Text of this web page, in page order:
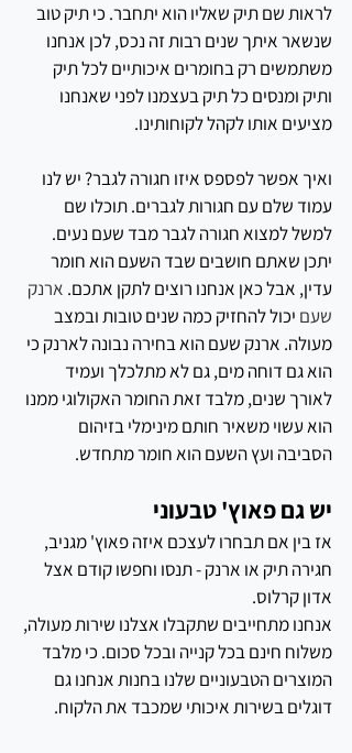
לראות שם תיק שאליו הוא יתחבר. כי תיק טוב
שנשאר איתך שנים רבות זה נכס, לכן אנחנו
משתמשים רק בחומרים איכותיים לכל תיק
ותיק ומנסים כל תיק בעצמנו לפני שאנחנו
מציעים אותו לקהל לקוחותינו.
ואיך אפשר לפספס איזו חגורה לגבר? יש לנו
עמוד שלם עם חגורות לגברים. תוכלו שם
למשל למצוא חגורה לגבר מבד שעם נעים.
יתכן שאתם חושבים שבד השעם הוא חומר
עדין, אבל כאן אנחנו רוצים לתקן אתכם. ארנק
שעם יכול להחזיק כמה שנים טובות ובמצב
מעולה. ארנק שעם הוא בחירה נבונה לארנק כי
הוא גם דוחה מים, גם לא מתלכלך ועמיד
לאורך שנים, מלבד זאת החומר האקולוגי ממנו
הוא עשוי משאיר חותם מינימלי בזיהום
הסביבה ועץ השעם הוא חומר מתחדש.
יש גם פאוץ' טבעוני
אז בין אם תבחרו לעצכם איזה פאוץ' מגניב,
חגירה תיק או ארנק - תנסו וחפשו קודם אצל
אדון קרלוס.
אנחנו מתחייבים שתקבלו אצלנו שירות מעולה,
משלוח חינם בכל קנייה ובכל סכום. כי מלבד
המוצרים הטבעוניים שלנו בחנות אנחנו גם
דוגלים בשירות איכותי שמכבד את הלקוח.